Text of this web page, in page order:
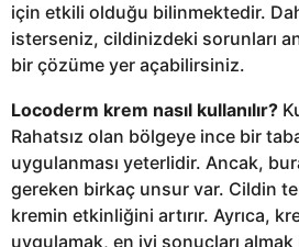
için etkili olduğu bilinmektedir.
isterseniz, cildinizdeki sorunları
bir çözüme yer açabilirsiniz.
Locoderm krem nasıl kullanılır?
Rahatsız olan bölgeye ince bir
uygulanması yeterlidir. Ancak,
gereken birkaç unsur var. Cildin
kremin etkinliğini artırır. Ayrıca,
uygulamak, en iyi sonuçları